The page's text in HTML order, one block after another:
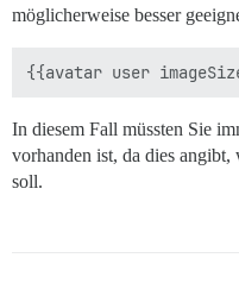
möglicherweise besser
In diesem Fall müssten Sie
vorhanden ist, da dies
soll.